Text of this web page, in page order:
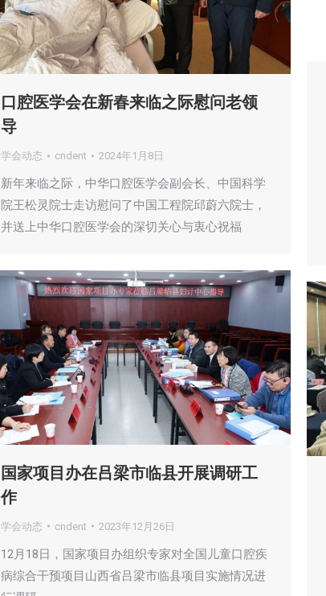
口腔医学会在新春来临之际慰问老领
导
学会动态 cndent 2024年1月8日
新年来临之际，中华口腔医学会副会长、中国科学
院王松灵院士走访慰问了中国工程院邱蔚六院士，
并送上中华口腔医学会的深切关心与衷心祝福
国家项目办在吕梁市临县开展调研工
作
学会动态 cndent 2023年12月26日
12月18日，国家项目办组织专家对全国儿童口腔疾
病综合干预项目山西省吕梁市临县项目实施情况进